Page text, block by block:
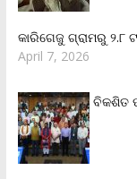
କାରିଗେଜୁ ଗ୍ରାମରୁ ୨.୮
April 7, 2026
ବିକଶିତ